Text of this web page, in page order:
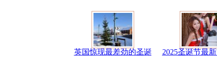
英国惊现最差劲的圣诞 2025圣诞节最